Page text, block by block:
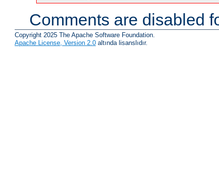
Comments are disabled
Copyright 2025 The Apache Software Foundation.
Apache License, Version 2.0 altında lisanslıdır.